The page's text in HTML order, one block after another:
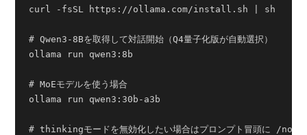
curl -fsSL https://ollama.com/install.sh | sh
# Qwen3-8Bを取得して対話開始（Q4量子化版が自動選択）
ollama run qwen3:8b
# MoEモデルを使う場合
ollama run qwen3:30b-a3b
# thinkingモードを無効化したい場合はプロンプト冒頭に /